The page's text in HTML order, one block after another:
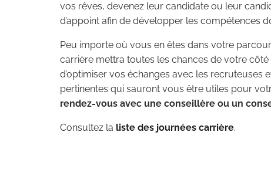
vos rêves, devenez leur candidate ou leur
d’appoint afin de développer les compétences
Peu importe où vous en êtes dans votre
carrière mettra toutes les chances de votre
d’optimiser vos échanges avec les
pertinentes qui sauront vous être utiles pour
rendez-vous avec une conseillère ou un
Consultez la liste des journées carrière.